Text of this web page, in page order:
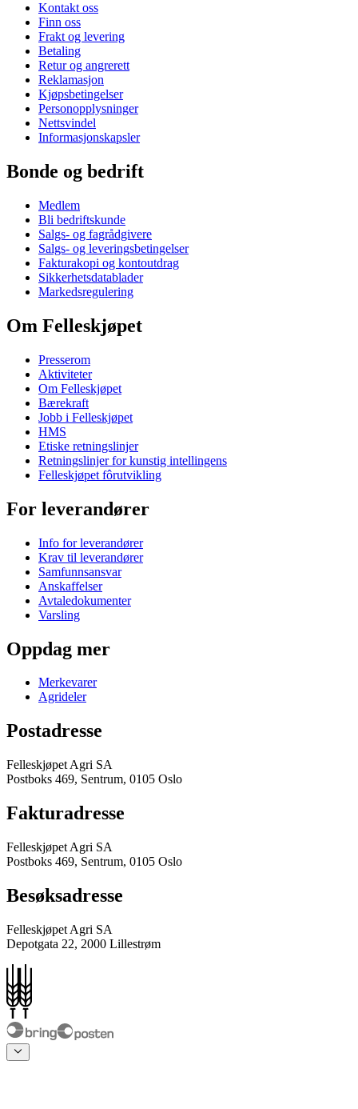
Kontakt oss
Finn oss
Frakt og levering
Betaling
Retur og angrerett
Reklamasjon
Kjøpsbetingelser
Personopplysninger
Nettsvindel
Informasjonskapsler
Bonde og bedrift
Medlem
Bli bedriftskunde
Salgs- og fagrådgivere
Salgs- og leveringsbetingelser
Fakturakopi og kontoutdrag
Sikkerhetsdatablader
Markedsregulering
Om Felleskjøpet
Presserom
Aktiviteter
Om Felleskjøpet
Bærekraft
Jobb i Felleskjøpet
HMS
Etiske retningslinjer
Retningslinjer for kunstig intellingens
Felleskjøpet fôrutvikling
For leverandører
Info for leverandører
Krav til leverandører
Samfunnsansvar
Anskaffelser
Avtaledokumenter
Varsling
Oppdag mer
Merkevarer
Agrideler
Postadresse
Felleskjøpet Agri SA
Postboks 469, Sentrum, 0105 Oslo
Fakturadresse
Felleskjøpet Agri SA
Postboks 469, Sentrum, 0105 Oslo
Besøksadresse
Felleskjøpet Agri SA
Depotgata 22, 2000 Lillestrøm